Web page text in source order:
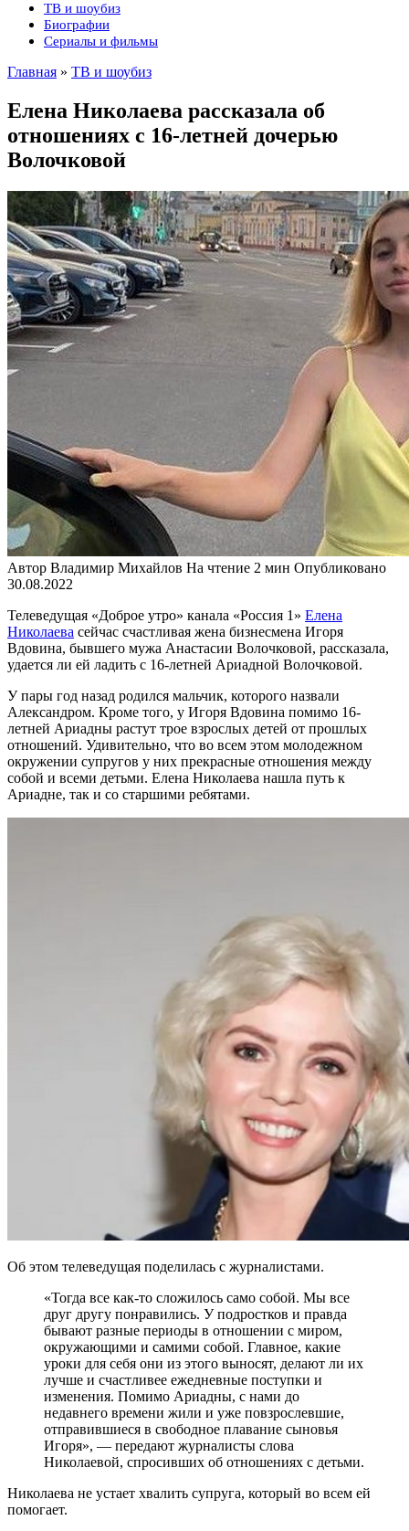
ТВ и шоубиз
Биографии
Сериалы и фильмы
Главная » ТВ и шоубиз
Елена Николаева рассказала об
отношениях с 16-летней дочерью
Волочковой
Автор Владимир Михайлов На чтение 2 мин Опубликовано
30.08.2022
Телеведущая «Доброе утро» канала «Россия 1» Елена
Николаева сейчас счастливая жена бизнесмена Игоря
Вдовина, бывшего мужа Анастасии Волочковой, рассказала,
удается ли ей ладить с 16-летней Ариадной Волочковой.
У пары год назад родился мальчик, которого назвали
Александром. Кроме того, у Игоря Вдовина помимо 16-
летней Ариадны растут трое взрослых детей от прошлых
отношений. Удивительно, что во всем этом молодежном
окружении супругов у них прекрасные отношения между
собой и всеми детьми. Елена Николаева нашла путь к
Ариадне, так и со старшими ребятами.
Об этом телеведущая поделилась с журналистами.
«Тогда все как-то сложилось само собой. Мы все
друг другу понравились. У подростков и правда
бывают разные периоды в отношении с миром,
окружающими и самими собой. Главное, какие
уроки для себя они из этого выносят, делают ли их
лучше и счастливее ежедневные поступки и
изменения. Помимо Ариадны, с нами до
недавнего времени жили и уже повзрослевшие,
отправившиеся в свободное плавание сыновья
Игоря», — передают журналисты слова
Николаевой, спросивших об отношениях с детьми.
Николаева не устает хвалить супруга, который во всем ей
помогает.